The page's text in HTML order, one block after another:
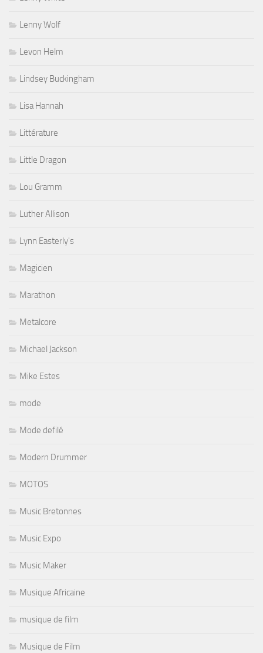
Lenny Wolf
Levon Helm
Lindsey Buckingham
Lisa Hannah
Littérature
Little Dragon
Lou Gramm
Luther Allison
Lynn Easterly's
Magicien
Marathon
Metalcore
Michael Jackson
Mike Estes
mode
Mode defilé
Modern Drummer
MOTOS
Music Bretonnes
Music Expo
Music Maker
Musique Africaine
musique de film
Musique de Film